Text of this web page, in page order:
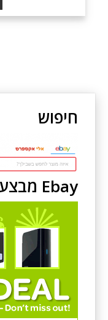
חיפוש
Ebay מבצעים מטורפים